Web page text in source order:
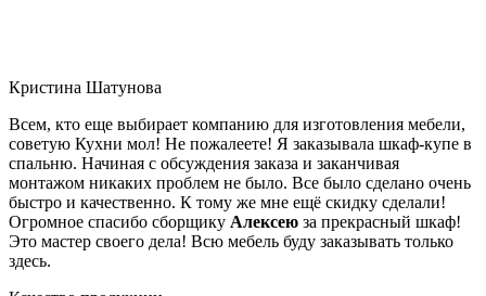
Кристина Шатунова
Всем, кто еще выбирает компанию для изготовления мебели,
советую Кухни мол! Не пожалеете! Я заказывала шкаф-купе в
спальню. Начиная с обсуждения заказа и заканчивая
монтажом никаких проблем не было. Все было сделано очень
быстро и качественно. К тому же мне ещё скидку сделали!
Огромное спасибо сборщику Алексею за прекрасный шкаф!
Это мастер своего дела! Всю мебель буду заказывать только
здесь.